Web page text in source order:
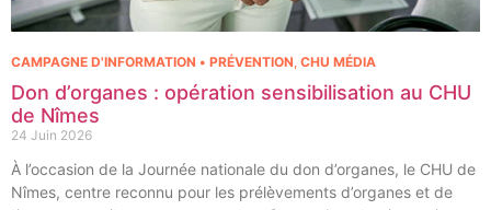
Don d’organes : opération sensibilisation au CHU
de Nîmes
24 Juin 2026
CAMPAGNE D'INFORMATION • PRÉVENTION, CHU MÉDIA
À l’occasion de la Journée nationale du don d’organes, le CHU de
Nîmes, centre reconnu pour les prélèvements d’organes et de